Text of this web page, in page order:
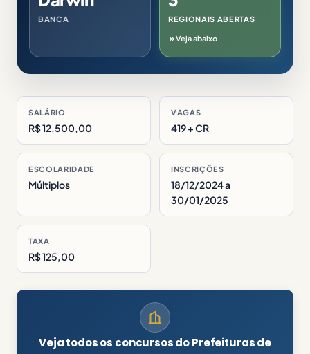
BANCA REGIONAIS ABERTAS
Veja abaixo
SALÁRIO
R$ 12.500,00
VAGAS
419 + CR
ESCOLARIDADE
Múltiplos
INSCRIÇÕES
18/12/2024 a
30/01/2025
TAXA
R$ 125,00
Veja todos os concursos do Prefeituras de